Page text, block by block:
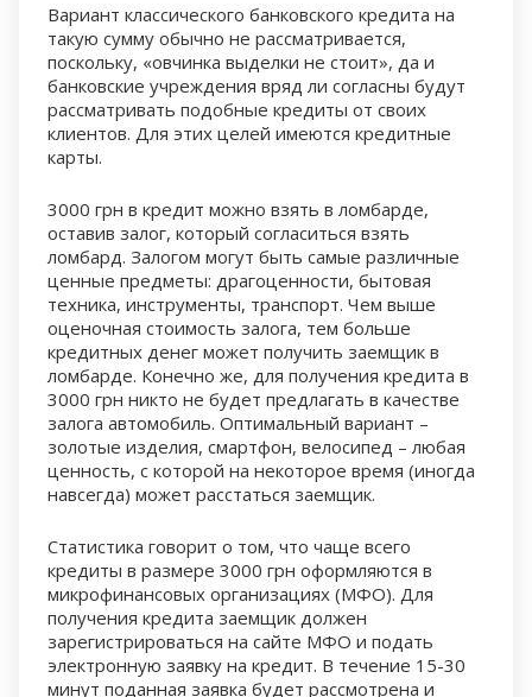
Вариант классического банковского кредита на
такую сумму обычно не рассматривается,
поскольку, «овчинка выделки не стоит», да и
банковские учреждения вряд ли согласны будут
рассматривать подобные кредиты от своих
клиентов. Для этих целей имеются кредитные
карты.
3000 грн в кредит можно взять в ломбарде,
оставив залог, который согласиться взять
ломбард. Залогом могут быть самые различные
ценные предметы: драгоценности, бытовая
техника, инструменты, транспорт. Чем выше
оценочная стоимость залога, тем больше
кредитных денег может получить заемщик в
ломбарде. Конечно же, для получения кредита в
3000 грн никто не будет предлагать в качестве
залога автомобиль. Оптимальный вариант –
золотые изделия, смартфон, велосипед – любая
ценность, с которой на некоторое время (иногда
навсегда) может расстаться заемщик.
Статистика говорит о том, что чаще всего
кредиты в размере 3000 грн оформляются в
микрофинансовых организациях (МФО). Для
получения кредита заемщик должен
зарегистрироваться на сайте МФО и подать
электронную заявку на кредит. В течение 15-30
минут поданная заявка будет рассмотрена и